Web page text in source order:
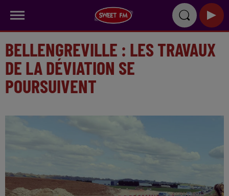
BELLENGREVILLE : LES TRAVAUX
DE LA DÉVIATION SE
POURSUIVENT